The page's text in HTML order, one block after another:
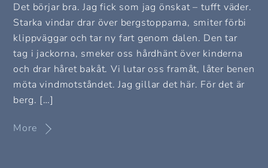
Det börjar bra. Jag fick som jag önskat – tufft väder.
Starka vindar drar över bergstopparna, smiter förbi
klippväggar och tar ny fart genom dalen. Den tar
tag i jackorna, smeker oss hårdhänt över kinderna
och drar håret bakåt. Vi lutar oss framåt, låter benen
möta vindmotståndet. Jag gillar det här. För det är
berg. […]
More